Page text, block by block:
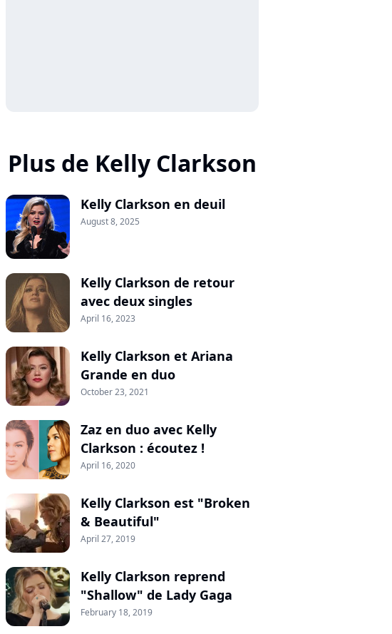
Plus de Kelly Clarkson
Kelly Clarkson en deuil
August 8, 2025
Kelly Clarkson de retour
avec deux singles
April 16, 2023
Kelly Clarkson et Ariana
Grande en duo
October 23, 2021
Zaz en duo avec Kelly
Clarkson : écoutez !
April 16, 2020
Kelly Clarkson est "Broken
& Beautiful"
April 27, 2019
Kelly Clarkson reprend
"Shallow" de Lady Gaga
February 18, 2019